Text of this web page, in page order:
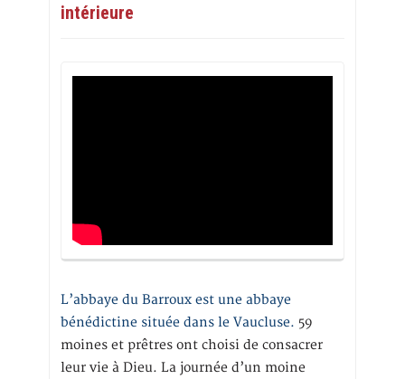
intérieure
L’abbaye du Barroux est une abbaye
bénédictine située dans le Vaucluse. 59
moines et prêtres ont choisi de consacrer
leur vie à Dieu. La journée d’un moine